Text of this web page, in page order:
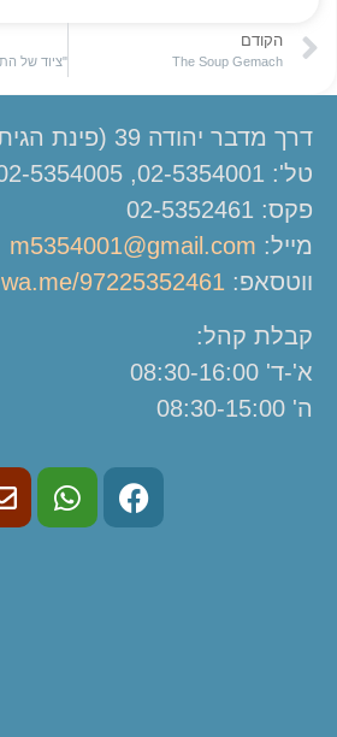
הקודם
The Soup Gemach
דרך מדבר יהודה 39 (פינת הגיתית)
טל': 02-5354001, 02-5354005
פקס: 02-5352461
מייל: m5354001@gmail.com
ווטסאפ: wa.me/97225352461
קבלת קהל:
א'-ד' 08:30-16:00
ה' 08:30-15:00